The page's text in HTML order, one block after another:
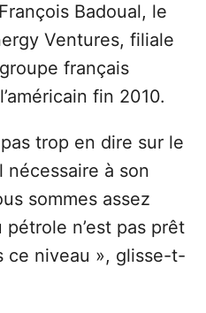
Badoual, le
Ventures, filiale
français
fin 2010.
trop en dire sur le
nécessaire à son
sommes assez
n’est pas prêt
ce niveau », glisse-t-